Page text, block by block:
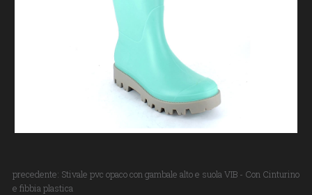
precedente: Stivale pvc opaco con gambale alto e suola VIB - Con Cinturino
e fibbia plastica